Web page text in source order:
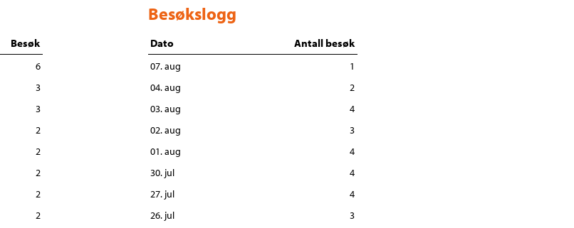
Besøk
6
3
3
2
2
2
2
2
Besøkslogg
Dato Antall besøk
07. aug
1
04. aug
2
03. aug
4
02. aug
3
01. aug
4
30. jul
4
27. jul
4
26. jul
3